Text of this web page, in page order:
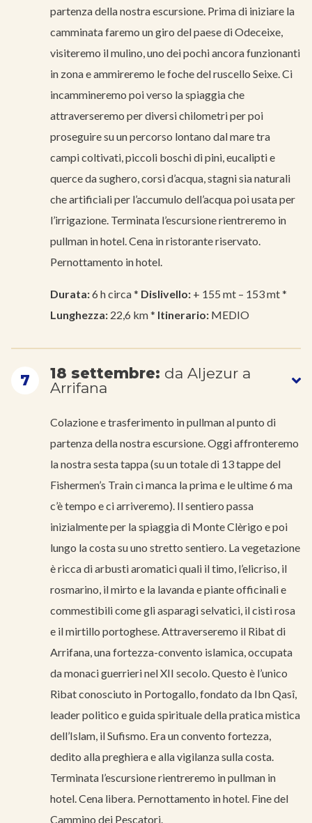
partenza della nostra escursione. Prima di iniziare la
camminata faremo un giro del paese di Odeceixe,
visiteremo il mulino, uno dei pochi ancora funzionanti
in zona e ammireremo le foche del ruscello Seixe. Ci
incammineremo poi verso la spiaggia che
attraverseremo per diversi chilometri per poi
proseguire su un percorso lontano dal mare tra
campi coltivati, piccoli boschi di pini, eucalipti e
querce da sughero, corsi d’acqua, stagni sia naturali
che artificiali per l’accumulo dell’acqua poi usata per
l’irrigazione. Terminata l’escursione rientreremo in
pullman in hotel. Cena in ristorante riservato.
Pernottamento in hotel.
Durata:6 h circa * Dislivello: + 155 mt – 153 mt *
Lunghezza: 22,6 km * Itinerario: MEDIO
7 18 settembre: da Aljezur a
Arrifana
Colazione e trasferimento in pullman al punto di
partenza della nostra escursione. Oggi affronteremo
la nostra sesta tappa (su un totale di 13 tappe del
Fishermen’s Train ci manca la prima e le ultime 6 ma
c’è tempo e ci arriveremo). Il sentiero passa
inizialmente per la spiaggia di Monte Clèrigo e poi
lungo la costa su uno stretto sentiero. La vegetazione
è ricca di arbusti aromatici quali il timo, l’elicriso, il
rosmarino, il mirto e la lavanda e piante officinali e
commestibili come gli asparagi selvatici, il cisti rosa
e il mirtillo portoghese. Attraverseremo il Ribat di
Arrifana, una fortezza-convento islamica, occupata
da monaci guerrieri nel XII secolo. Questo è l’unico
Ribat conosciuto in Portogallo, fondato da Ibn Qasî,
leader politico e guida spirituale della pratica mistica
dell’Islam, il Sufismo. Era un convento fortezza,
dedito alla preghiera e alla vigilanza sulla costa.
Terminata l’escursione rientreremo in pullman in
hotel. Cena libera. Pernottamento in hotel. Fine del
Cammino dei Pescatori.